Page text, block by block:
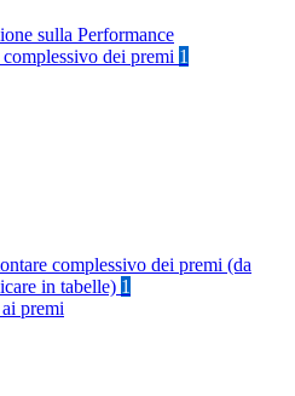
sulla Performance
dei premi 1
complessivo dei premi (da
in tabelle) 1
premi